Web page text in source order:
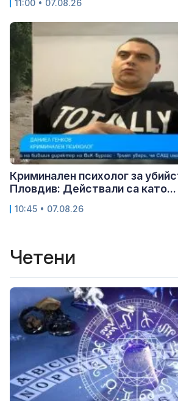
11:00 • 07.08.26
Криминален психолог за
Пловдив: Действали са като...
10:45 • 07.08.26
Четени